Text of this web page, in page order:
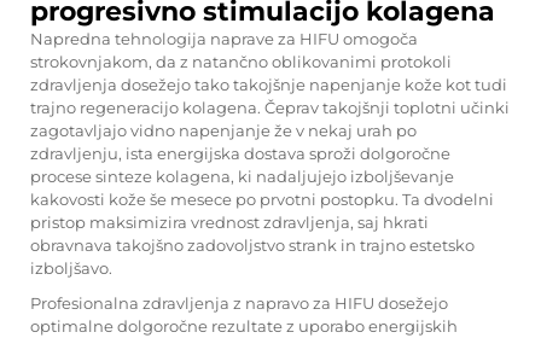
progresivno stimulacijo kolagena
Napredna tehnologija naprave za HIFU omogoča
strokovnjakom, da z natančno oblikovanimi protokoli
zdravljenja dosežejo tako takojšnje napenjanje kože kot tudi
trajno regeneracijo kolagena. Čeprav takojšnji toplotni učinki
zagotavljajo vidno napenjanje že v nekaj urah po
zdravljenju, ista energijska dostava sproži dolgoročne
procese sinteze kolagena, ki nadaljujejo izboljševanje
kakovosti kože še mesece po prvotni postopku. Ta dvodelni
pristop maksimizira vrednost zdravljenja, saj hkrati
obravnava takojšno zadovoljstvo strank in trajno estetsko
izboljšavo.
Profesionalna zdravljenja z napravo za HIFU dosežejo
optimalne dolgoročne rezultate z uporabo energijskih